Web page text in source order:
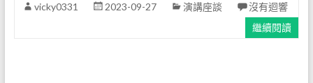
vicky0331 2023-09-27 演講座談
沒有迴響
繼續閱讀